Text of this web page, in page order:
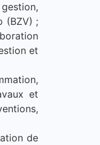
(BZV) ;
et
et
de